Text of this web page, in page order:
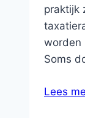
praktijk
worden
Soms
Lees